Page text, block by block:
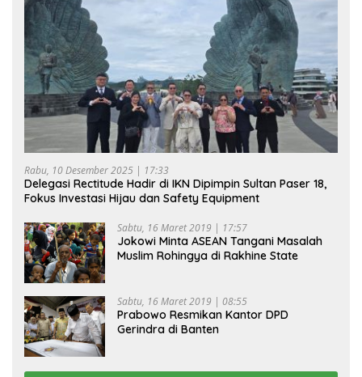
Rabu, 10 Desember 2025 | 17:33
Delegasi Rectitude Hadir di IKN Dipimpin Sultan Paser 18,
Fokus Investasi Hijau dan Safety Equipment
Sabtu, 16 Maret 2019 | 17:57
Jokowi Minta ASEAN Tangani Masalah
Muslim Rohingya di Rakhine State
Sabtu, 16 Maret 2019 | 08:55
Prabowo Resmikan Kantor DPD
Gerindra di Banten